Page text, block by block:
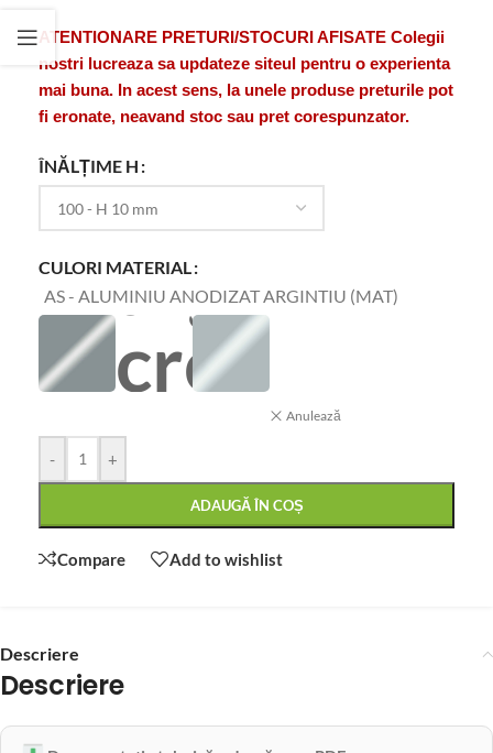
ATENTIONARE PRETURI/STOCURI AFISATE Colegii
nostri lucreaza sa updateze siteul pentru o experienta
mai buna. In acest sens, la unele produse preturile pot
fi eronate, neavand stoc sau pret corespunzator.
ÎNĂLȚIME H
CULORI MATERIAL
AS - ALUMINIU ANODIZAT ARGINTIU (MAT)
Anulează
- +
ADAUGĂ ÎN COȘ
Compare Add to wishlist
Descriere
Descriere